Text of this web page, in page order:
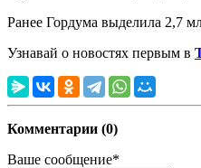
Ранее Гордума выделила 2,7
Узнавай о новостях первым в
Комментарии (0)
Ваше сообщение*